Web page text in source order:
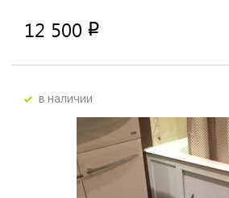
12 500 p
в наличии